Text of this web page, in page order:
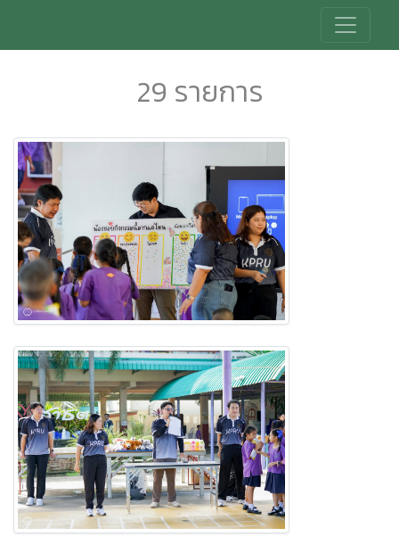
29 รายการ